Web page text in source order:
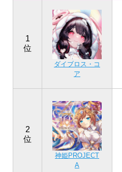
1
位
ダイブロス・コ
ア
2
位
神姫PROJECT
A